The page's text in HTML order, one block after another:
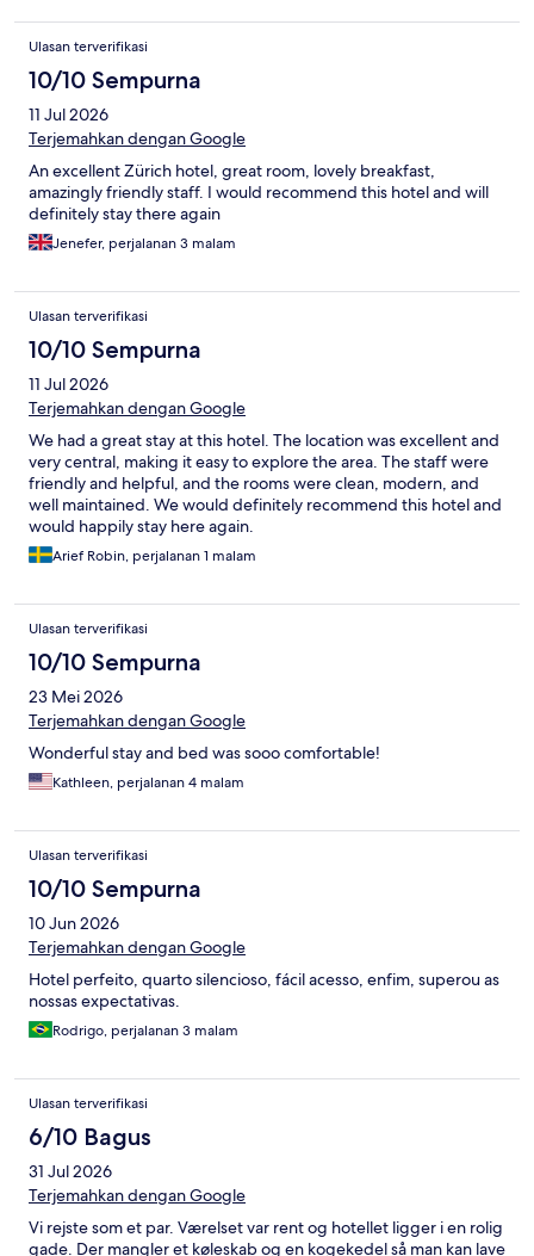
Ulasan terverifikasi
10/10 Sempurna
11 Jul 2026
Terjemahkan dengan Google
An excellent Zürich hotel, great room, lovely breakfast,
amazingly friendly staff. I would recommend this hotel and will
definitely stay there again
Jenefer, perjalanan 3 malam
Ulasan terverifikasi
10/10 Sempurna
11 Jul 2026
Terjemahkan dengan Google
We had a great stay at this hotel. The location was excellent and
very central, making it easy to explore the area. The staff were
friendly and helpful, and the rooms were clean, modern, and
well maintained. We would definitely recommend this hotel and
would happily stay here again.
Arief Robin, perjalanan 1 malam
Ulasan terverifikasi
10/10 Sempurna
23 Mei 2026
Terjemahkan dengan Google
Wonderful stay and bed was sooo comfortable!
Kathleen, perjalanan 4 malam
Ulasan terverifikasi
10/10 Sempurna
10 Jun 2026
Terjemahkan dengan Google
Hotel perfeito, quarto silencioso, fácil acesso, enfim, superou as
nossas expectativas.
Rodrigo, perjalanan 3 malam
Ulasan terverifikasi
6/10 Bagus
31 Jul 2026
Terjemahkan dengan Google
Vi rejste som et par. Værelset var rent og hotellet ligger i en rolig
gade. Der mangler et køleskab og en kogekedel så man kan lave